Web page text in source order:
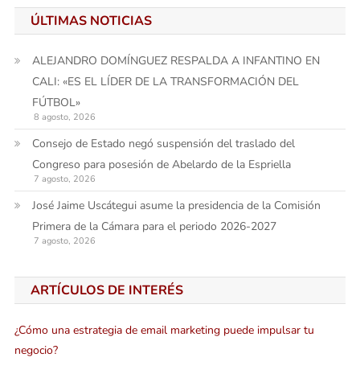
ÚLTIMAS NOTICIAS
ALEJANDRO DOMÍNGUEZ RESPALDA A INFANTINO EN
CALI: «ES EL LÍDER DE LA TRANSFORMACIÓN DEL
FÚTBOL»
8 agosto, 2026
Consejo de Estado negó suspensión del traslado del
Congreso para posesión de Abelardo de la Espriella
7 agosto, 2026
José Jaime Uscátegui asume la presidencia de la Comisión
Primera de la Cámara para el periodo 2026-2027
7 agosto, 2026
ARTÍCULOS DE INTERÉS
¿Cómo una estrategia de email marketing puede impulsar tu
negocio?